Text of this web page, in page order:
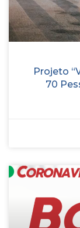
Projeto
70